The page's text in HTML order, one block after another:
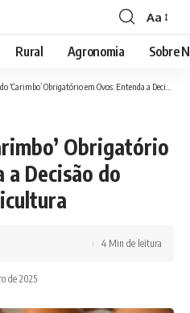
Font
Resizer
Aa
Rural Agronomia Sobre
Obrigatório em Ovos: Entenda a Decisão do Ministério da Agricultura
Obrigatório
a Decisão do
de 2025
4 Min de leitura